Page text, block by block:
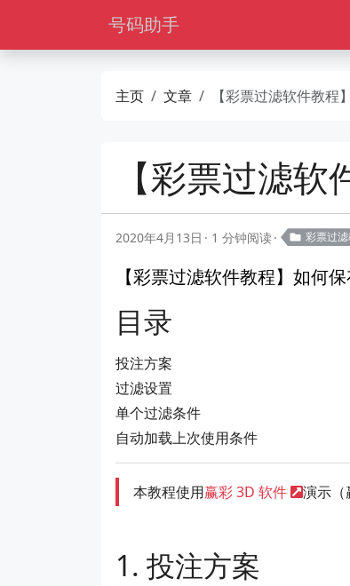
号码助手
主页 文章 【彩票过滤软件教程】如何保存或导
【彩票过滤
2020年4月13日 1 分钟阅读 彩票过
【彩票过滤软件教程】如何
目录
投注方案
过滤设置
单个过滤条件
自动加载上次使用条件
本教程使用赢彩 3D 软件 演示（
投注方案